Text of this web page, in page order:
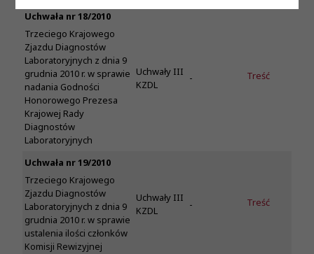
Uchwała nr 18/2010
Trzeciego Krajowego
Zjazdu Diagnostów
Laboratoryjnych z dnia 9
grudnia 2010 r. w sprawie
nadania Godności
Honorowego Prezesa
Krajowej Rady
Diagnostów
Laboratoryjnych
Uchwały III
KZDL
- Treść
Uchwała nr 19/2010
Trzeciego Krajowego
Zjazdu Diagnostów
Laboratoryjnych z dnia 9
grudnia 2010 r. w sprawie
ustalenia ilości członków
Komisji Rewizyjnej
Uchwały III
KZDL
- Treść